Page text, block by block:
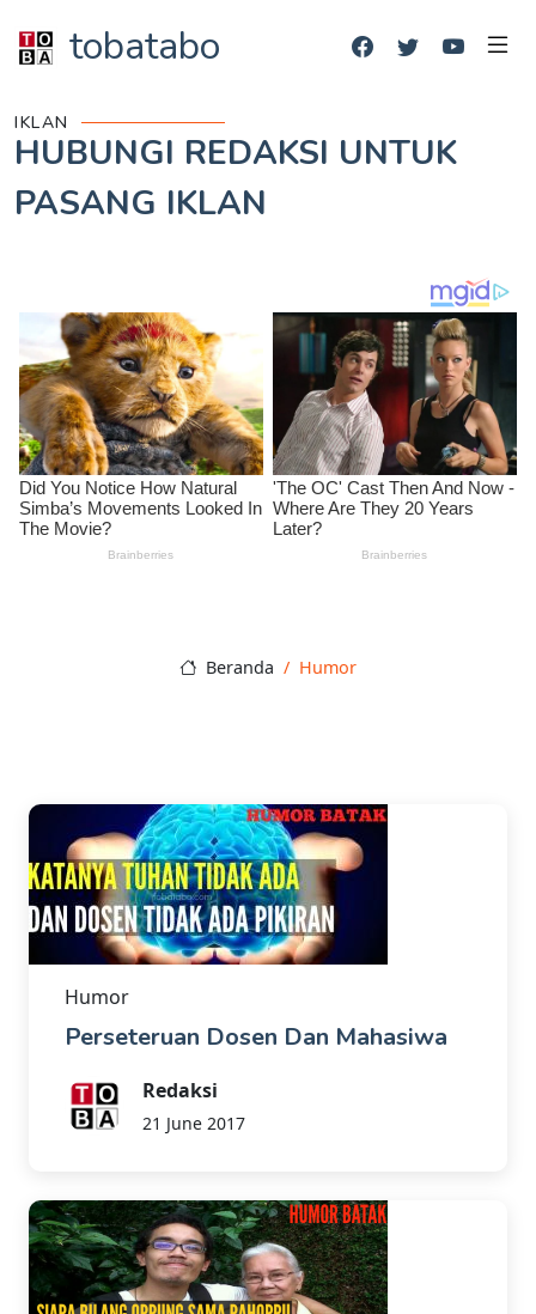
tobatabo
IKLAN
HUBUNGI REDAKSI UNTUK
PASANG IKLAN
Beranda Humor
Humor
Perseteruan Dosen Dan Mahasiwa
Redaksi
21 June 2017